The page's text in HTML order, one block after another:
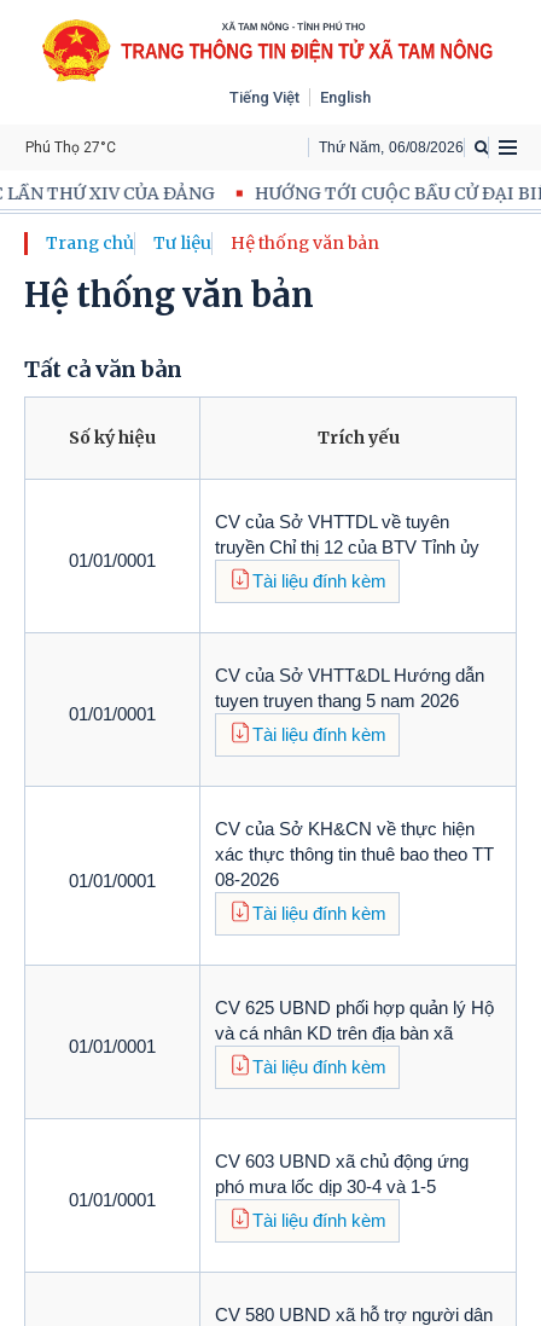
Tiếng Việt English
Thứ Năm 06/08/2026
Phú Thọ 27°C
CỦA ĐẢNG HƯỚNG TỚI CUỘC BẦU CỬ ĐẠI BIỂU
Trang chủ Tư liệu Hệ thống văn bản
Hệ thống văn bản
Tất cả văn bản
Số ký hiệu Trích yếu
01/01/0001
CV của Sở VHTTDL về tuyên
truyền Chỉ thị 12 của BTV Tỉnh ủy
Tài liệu đính kèm
01/01/0001
CV của Sở VHTT&DL Hướng dẫn
tuyen truyen thang 5 nam 2026
Tài liệu đính kèm
01/01/0001
CV của Sở KH&CN về thực hiện
xác thực thông tin thuê bao theo TT
08-2026
Tài liệu đính kèm
01/01/0001
CV 625 UBND phối hợp quản lý Hộ
và cá nhân KD trên địa bàn xã
Tài liệu đính kèm
01/01/0001
CV 603 UBND xã chủ động ứng
phó mưa lốc dịp 30-4 và 1-5
Tài liệu đính kèm
CV 580 UBND xã hỗ trợ người dân